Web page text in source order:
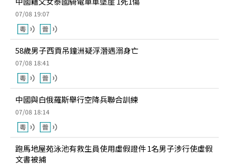
07/08 19:07
58歲男子西貢吊鐘洲疑浮潛遇溺身亡
07/08 18:41
中國與白俄羅斯舉行空降兵聯合訓練
07/08 18:14
跑馬地屋苑泳池有救生員使用虛假證件 1名男子涉行使虛假
文書被捕